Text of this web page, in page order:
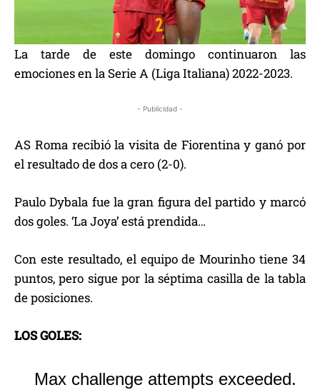
La tarde de este domingo continuaron las
emociones en la Serie A (Liga Italiana) 2022-2023.
- Publicidad -
AS Roma recibió la visita de Fiorentina y ganó por
el resultado de dos a cero (2-0).
Paulo Dybala fue la gran figura del partido y marcó
dos goles. ‘La Joya’ está prendida…
Con este resultado, el equipo de Mourinho tiene 34
puntos, pero sigue por la séptima casilla de la tabla
de posiciones.
LOS GOLES: